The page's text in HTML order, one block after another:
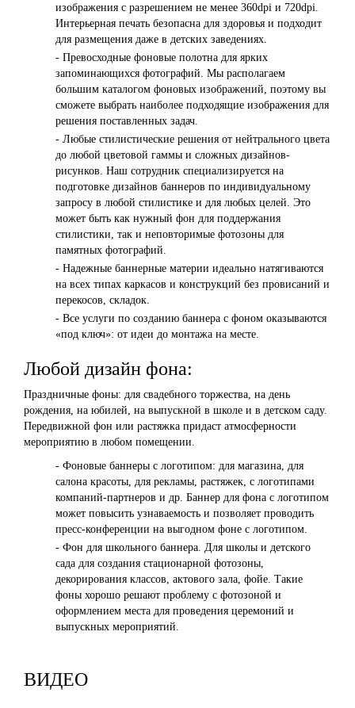
изображения с разрешением не менее 360dpi и 720dpi.
Интерьерная печать безопасна для здоровья и подходит
для размещения даже в детских заведениях.
- Превосходные фоновые полотна для ярких
запоминающихся фотографий. Мы располагаем
большим каталогом фоновых изображений, поэтому вы
сможете выбрать наиболее подходящие изображения для
решения поставленных задач.
- Любые стилистические решения от нейтрального цвета
до любой цветовой гаммы и сложных дизайнов-
рисунков. Наш сотрудник специализируется на
подготовке дизайнов баннеров по индивидуальному
запросу в любой стилистике и для любых целей. Это
может быть как нужный фон для поддержания
стилистики, так и неповторимые фотозоны для
памятных фотографий.
- Надежные баннерные материи идеально натягиваются
на всех типах каркасов и конструкций без провисаний и
перекосов, складок.
- Все услуги по созданию баннера с фоном оказываются
«под ключ»: от идеи до монтажа на месте.
Любой дизайн фона:
Праздничные фоны: для свадебного торжества, на день
рождения, на юбилей, на выпускной в школе и в детском саду.
Передвижной фон или растяжка придаст атмосферности
мероприятию в любом помещении.
- Фоновые баннеры с логотипом: для магазина, для
салона красоты, для рекламы, растяжек, с логотипами
компаний-партнеров и др. Баннер для фона с логотипом
может повысить узнаваемость и позволяет проводить
пресс-конференции на выгодном фоне с логотипом.
- Фон для школьного баннера. Для школы и детского
сада для создания стационарной фотозоны,
декорирования классов, актового зала, фойе. Такие
фоны хорошо решают проблему с фотозоной и
оформлением места для проведения церемоний и
выпускных мероприятий.
ВИДЕО